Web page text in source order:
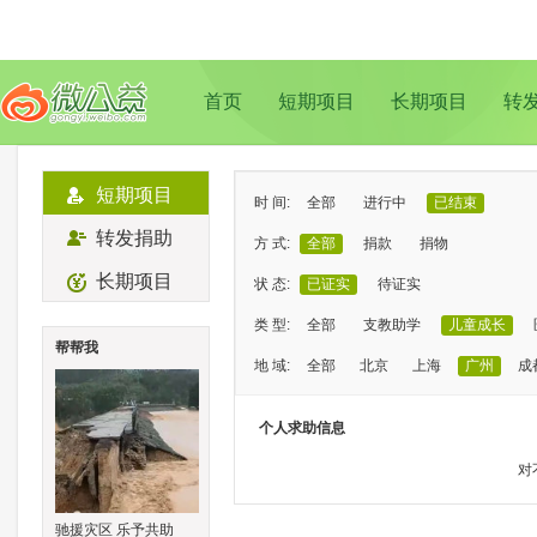
首页 短期项目 长期项目 转
短期项目
转发捐助
长期项目
帮帮我
驰援灾区 乐予共助
时 间: 全部 进行中 已结束
方 式: 全部 捐款 捐物
状 态: 已证实 待证实
类 型: 全部 支教助学 儿童成长
地 域: 全部 北京 上海 广州 成
个人求助信息
对